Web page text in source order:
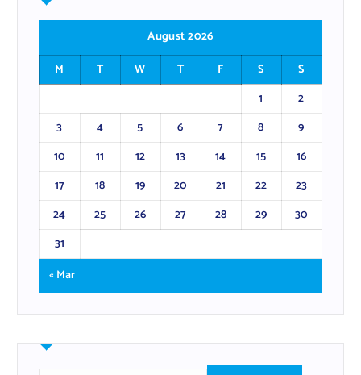
August 2026
M
T W T F S
S
1
2
3
4 5 6 7 8
9
10
11 12 13 14 15
16
17
18 19 20 21 22
23
24
25 26 27 28 29
30
31
« Mar